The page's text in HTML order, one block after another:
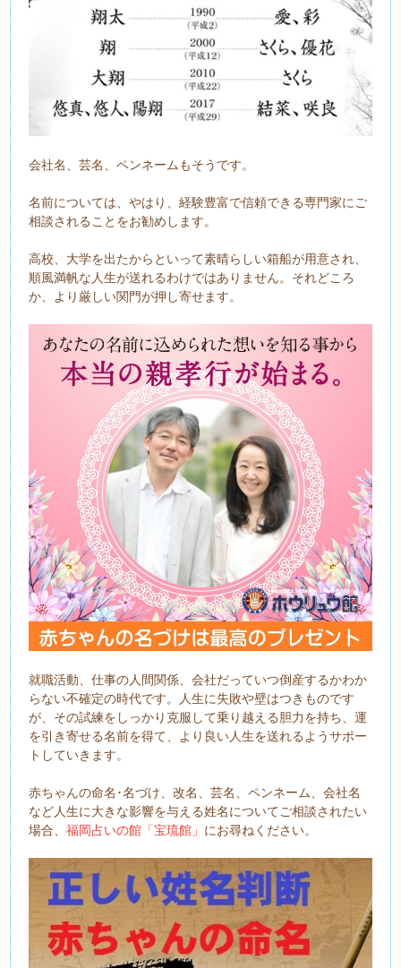
会社名、芸名、ペンネームもそうです。
名前については、やはり、経験豊富で信頼できる専門家にご
相談されることをお勧めします。
高校、大学を出たからといって素晴らしい箱船が用意され、
順風満帆な人生が送れるわけではありません。それどころ
か、より厳しい関門が押し寄せます。
就職活動、仕事の人間関係、会社だっていつ倒産するかわか
らない不確定の時代です。人生に失敗や壁はつきものです
が、その試練をしっかり克服して乗り越える胆力を持ち、運
を引き寄せる名前を得て、より良い人生を送れるようサポー
トしていきます。
赤ちゃんの命名･名づけ、改名、芸名、ペンネーム、会社名
など人生に大きな影響を与える姓名についてご相談されたい
場合、福岡占いの館「宝琉館」 にお尋ねください。